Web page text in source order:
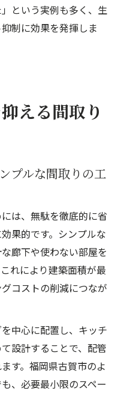
という実例も多く、生
制に効果を発揮しま
える間取り
プルな間取りの工
は、無駄を徹底的に省
果的です。シンプルな
廊下や使わない部屋を
れにより建築面積が最
コストの削減につなが
中心に配置し、キッチ
設計することで、配管
す。福岡県古賀市のよ
、必要最小限のスペー